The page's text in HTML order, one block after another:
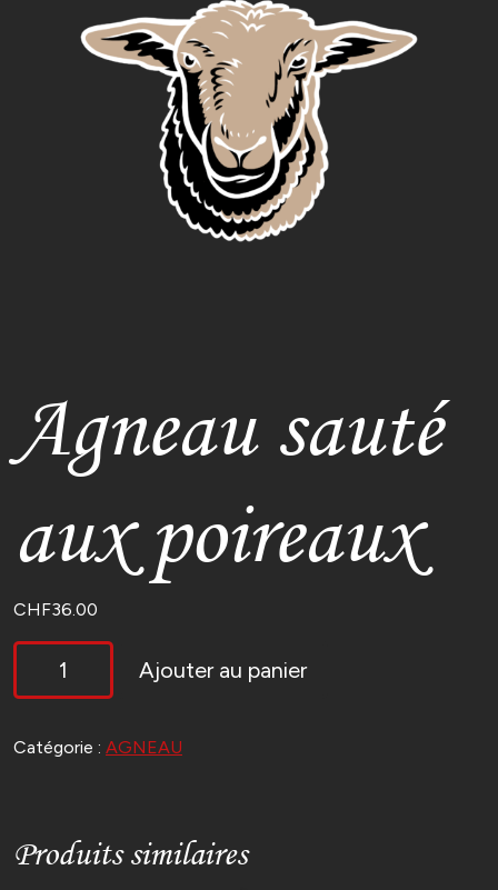
Agneau sauté
aux poireaux
CHF36.00
QUANTITÉ
AGNEAU
POIREAUX
Ajouter au panier
Catégorie : AGNEAU
Produits similaires